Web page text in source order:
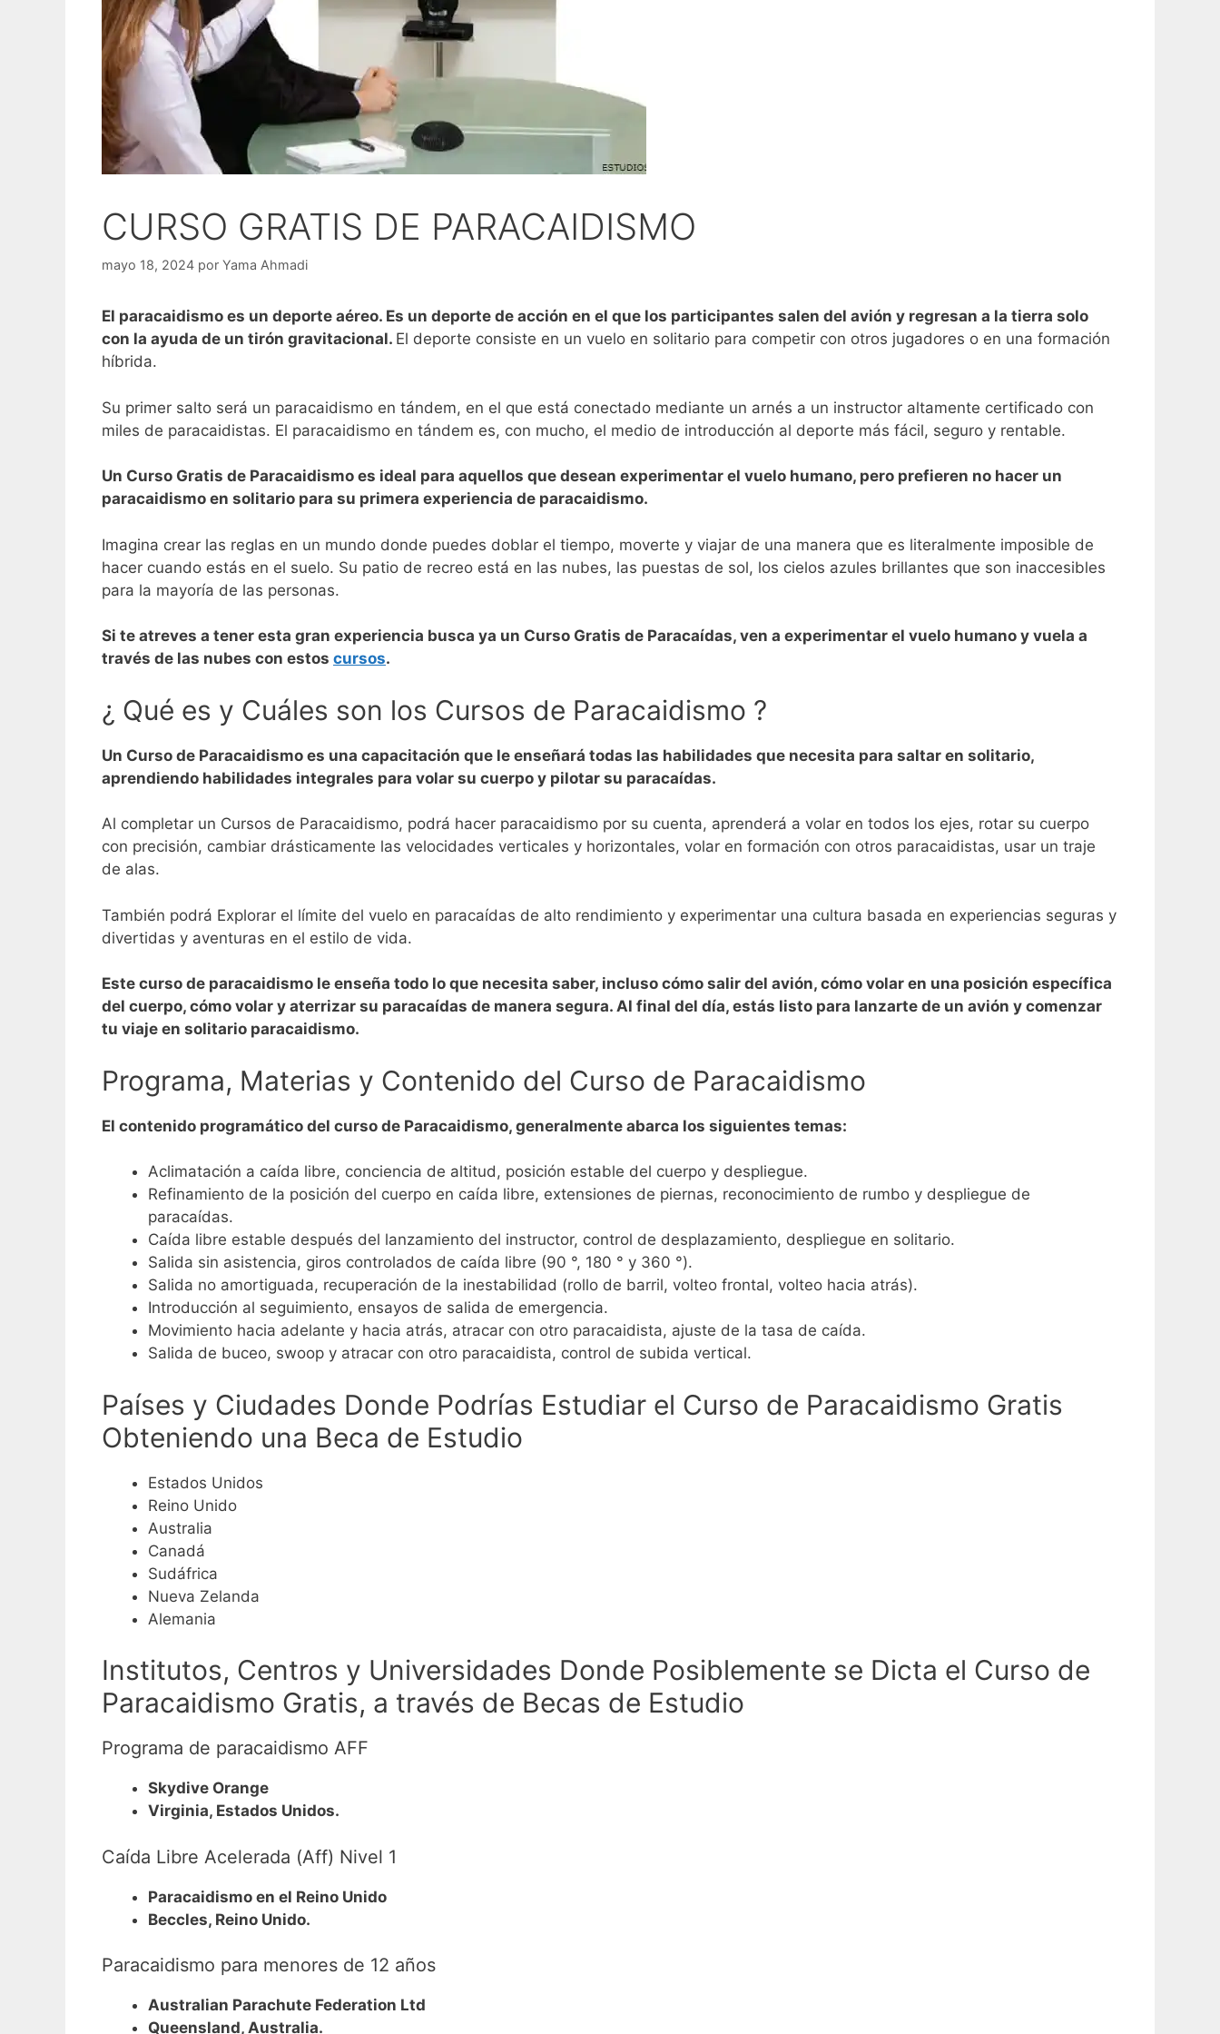
CURSO GRATIS DE PARACAIDISMO
mayo 18, 2024 por Yama Ahmadi
El paracaidismo es un deporte aéreo. Es un deporte de acción en el que los participantes salen del avión y regresan a la tierra solo
con la ayuda de un tirón gravitacional. El deporte consiste en un vuelo en solitario para competir con otros jugadores o en una formación
híbrida.
Su primer salto será un paracaidismo en tándem, en el que está conectado mediante un arnés a un instructor altamente certificado con
miles de paracaidistas. El paracaidismo en tándem es, con mucho, el medio de introducción al deporte más fácil, seguro y rentable.
Un Curso Gratis de Paracaidismo es ideal para aquellos que desean experimentar el vuelo humano, pero prefieren no hacer un
paracaidismo en solitario para su primera experiencia de paracaidismo.
Imagina crear las reglas en un mundo donde puedes doblar el tiempo, moverte y viajar de una manera que es literalmente imposible de
hacer cuando estás en el suelo. Su patio de recreo está en las nubes, las puestas de sol, los cielos azules brillantes que son inaccesibles
para la mayoría de las personas.
Si te atreves a tener esta gran experiencia busca ya un Curso Gratis de Paracaídas, ven a experimentar el vuelo humano y vuela a
través de las nubes con estos cursos.
¿ Qué es y Cuáles son los Cursos de Paracaidismo ?
Un Curso de Paracaidismo es una capacitación que le enseñará todas las habilidades que necesita para saltar en solitario,
aprendiendo habilidades integrales para volar su cuerpo y pilotar su paracaídas.
Al completar un Cursos de Paracaidismo, podrá hacer paracaidismo por su cuenta, aprenderá a volar en todos los ejes, rotar su cuerpo
con precisión, cambiar drásticamente las velocidades verticales y horizontales, volar en formación con otros paracaidistas, usar un traje
de alas.
También podrá Explorar el límite del vuelo en paracaídas de alto rendimiento y experimentar una cultura basada en experiencias seguras y
divertidas y aventuras en el estilo de vida.
Este curso de paracaidismo le enseña todo lo que necesita saber, incluso cómo salir del avión, cómo volar en una posición específica
del cuerpo, cómo volar y aterrizar su paracaídas de manera segura. Al final del día, estás listo para lanzarte de un avión y comenzar
tu viaje en solitario paracaidismo.
Programa, Materias y Contenido del Curso de Paracaidismo
El contenido programático del curso de Paracaidismo, generalmente abarca los siguientes temas:
Aclimatación a caída libre, conciencia de altitud, posición estable del cuerpo y despliegue.
Refinamiento de la posición del cuerpo en caída libre, extensiones de piernas, reconocimiento de rumbo y despliegue de
paracaídas.
Caída libre estable después del lanzamiento del instructor, control de desplazamiento, despliegue en solitario.
Salida sin asistencia, giros controlados de caída libre (90 °, 180 ° y 360 °).
Salida no amortiguada, recuperación de la inestabilidad (rollo de barril, volteo frontal, volteo hacia atrás).
Introducción al seguimiento, ensayos de salida de emergencia.
Movimiento hacia adelante y hacia atrás, atracar con otro paracaidista, ajuste de la tasa de caída.
Salida de buceo, swoop y atracar con otro paracaidista, control de subida vertical.
Países y Ciudades Donde Podrías Estudiar el Curso de Paracaidismo Gratis
Obteniendo una Beca de Estudio
Estados Unidos
Reino Unido
Australia
Canadá
Sudáfrica
Nueva Zelanda
Alemania
Institutos, Centros y Universidades Donde Posiblemente se Dicta el Curso de
Paracaidismo Gratis, a través de Becas de Estudio
Programa de paracaidismo AFF
Skydive Orange
Virginia, Estados Unidos.
Caída Libre Acelerada (Aff) Nivel 1
Paracaidismo en el Reino Unido
Beccles, Reino Unido.
Paracaidismo para menores de 12 años
Australian Parachute Federation Ltd
Queensland, Australia.